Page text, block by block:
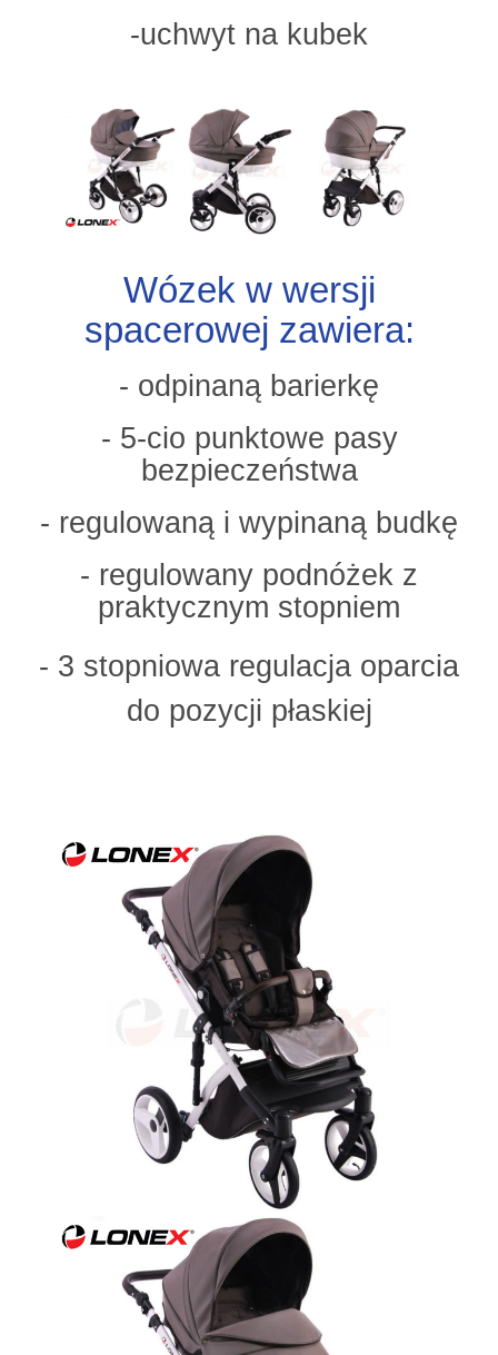
-uchwyt na kubek
Wózek w wersji
spacerowej zawiera:
- odpinaną barierkę
- 5-cio punktowe pasy
bezpieczeństwa
- regulowaną i wypinaną budkę
- regulowany podnóżek z
praktycznym stopniem
- 3 stopniowa regulacja oparcia
do pozycji płaskiej